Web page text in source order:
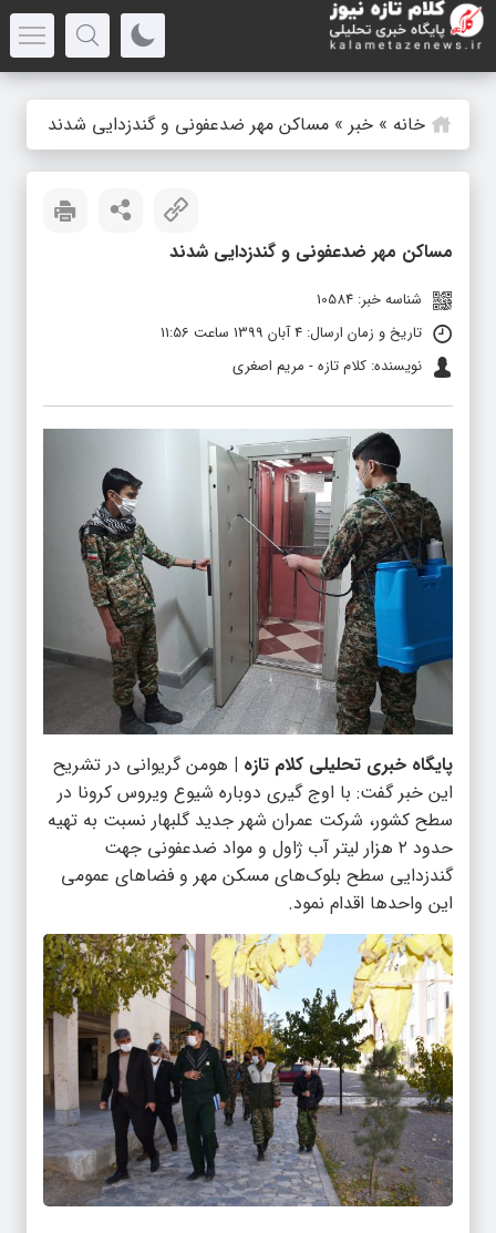
خانه » خبر » مساکن مهر ضدعفونی و گندزدایی شدند
مساکن مهر ضدعفونی و گندزدایی شدند
شناسه خبر: 10584
تاریخ و زمان ارسال: 4 آبان 1399 ساعت 11:56
نویسنده: کلام تازه - مریم اصغری
پایگاه خبری تحلیلی کلام تازه | هومن گریوانی در تشریح
این خبر گفت: با اوج گیری دوباره شیوع ویروس کرونا در
سطح کشور، شرکت عمران شهر جدید گلبهار نسبت به تهیه
حدود ۲ هزار لیتر آب ژاول و مواد ضدعفونی جهت
گندزدایی سطح بلوک‌های مسکن مهر و فضاهای عمومی
این واحدها اقدام نمود.